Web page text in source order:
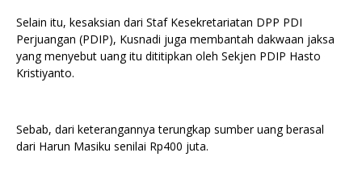
Selain itu, kesaksian dari Staf Kesekretariatan DPP PDI
Perjuangan (PDIP), Kusnadi juga membantah dakwaan jaksa
yang menyebut uang itu dititipkan oleh Sekjen PDIP Hasto
Kristiyanto.
Sebab, dari keterangannya terungkap sumber uang berasal
dari Harun Masiku senilai Rp400 juta.